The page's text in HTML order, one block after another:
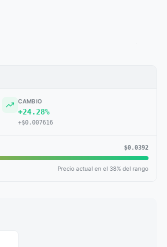
CAMBIO
+24.28%
+$0.007616
$0.0392
Precio actual en el 38% del rango